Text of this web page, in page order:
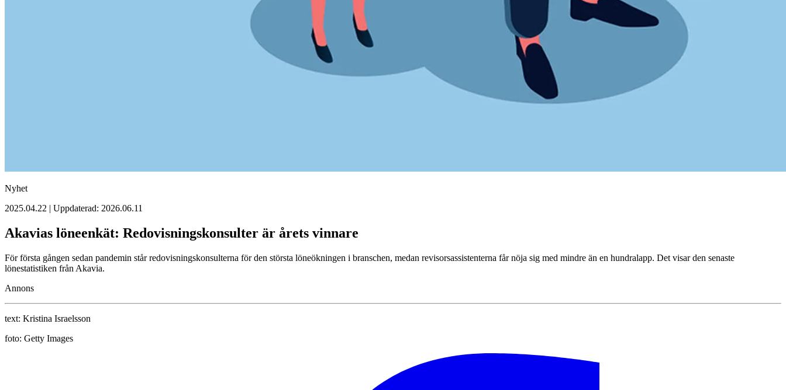
Nyhet
2025.04.22 | Uppdaterad: 2026.06.11
Akavias löneenkät: Redovisningskonsulter är årets vinnare
För första gången sedan pandemin står redovisningskonsulterna för den största löneökningen i branschen, medan revisorsassistenterna får nöja sig med mindre än en hundralapp. Det visar den senaste
lönestatistiken från Akavia.
Annons
text: Kristina Israelsson
foto: Getty Images